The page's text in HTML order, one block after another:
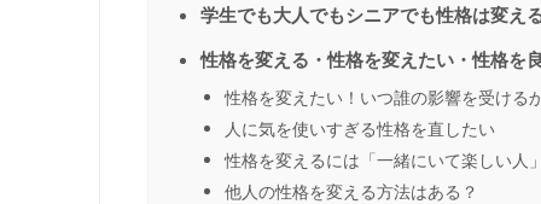
学生でも大人でもシニアでも性格は変え
性格を変える・性格を変えたい・性格を
性格を変えたい！いつ誰の影響を受ける
人に気を使いすぎる性格を直したい
性格を変えるには「一緒にいて楽しい人
他人の性格を変える方法はある？